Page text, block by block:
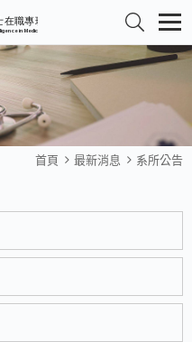
首頁 最新消息 系所公告